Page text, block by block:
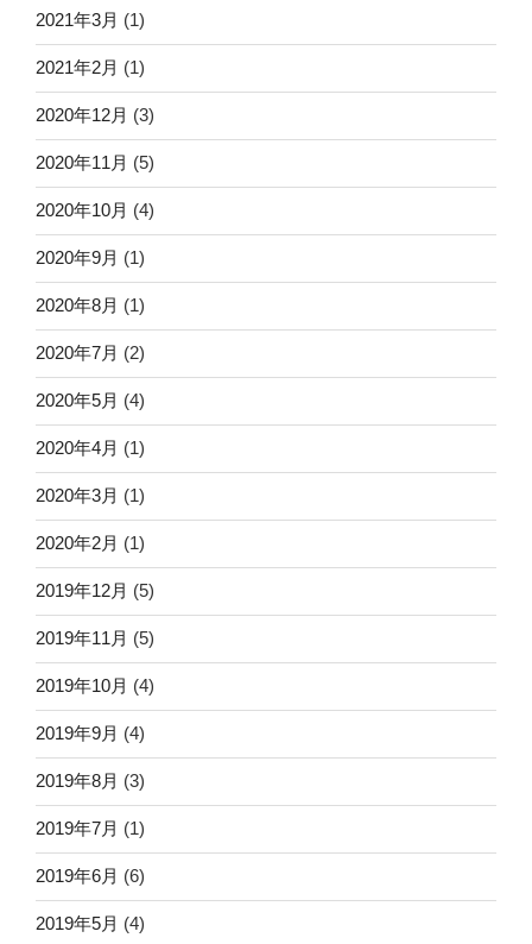
2021年3月 (1)
2021年2月 (1)
2020年12月 (3)
2020年11月 (5)
2020年10月 (4)
2020年9月 (1)
2020年8月 (1)
2020年7月 (2)
2020年5月 (4)
2020年4月 (1)
2020年3月 (1)
2020年2月 (1)
2019年12月 (5)
2019年11月 (5)
2019年10月 (4)
2019年9月 (4)
2019年8月 (3)
2019年7月 (1)
2019年6月 (6)
2019年5月 (4)